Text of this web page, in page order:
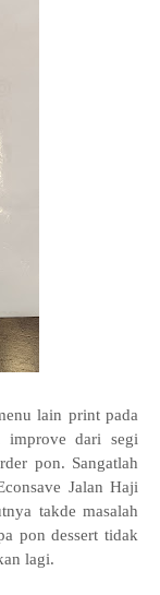
lain print pada
improve dari segi
pon. Sangatlah
Jalan Haji
takde masalah
pon dessert tidak
lagi.